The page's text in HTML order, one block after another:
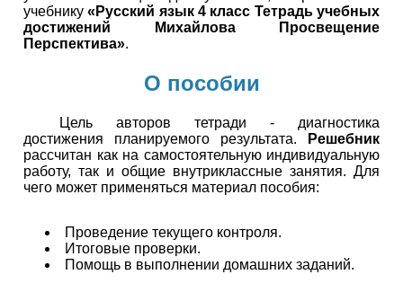
учебнику«Русский язык 4 класс Тетрадь учебных
достижений Михайлова Просвещение
Перспектива».
О пособии
Цель авторов тетради - диагностика
достижения планируемого результата.
Решебник
рассчитан как на самостоятельную индивидуальную
работу, так и общие внутриклассные занятия. Для
чего может применяться материал пособия:
Проведение текущего контроля.
Итоговые проверки.
Помощь в выполнении домашних заданий.